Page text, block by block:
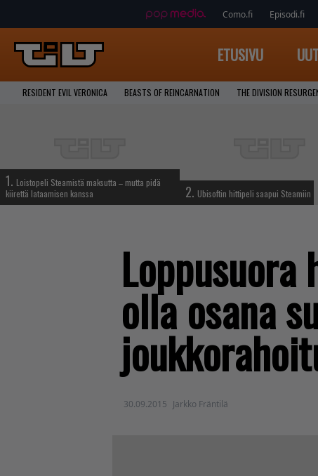
Como.fi Episodi.fi
ETUSIVU
RESIDENT EVIL VERONICA BEASTS OF REINCARNATION THE DIVISION
1. Loistopeli Steamistä maksutta – mutta pidä
kiirettä lataamisen kanssa
2. Ubisoftin hittipeli saapui Steamiin
olla osana
30.09.2015 Jarkko Fräntilä